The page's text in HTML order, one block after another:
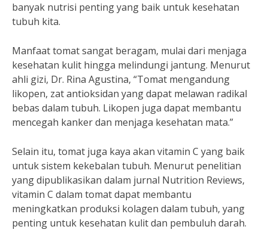
banyak nutrisi penting yang baik untuk kesehatan
tubuh kita.
Manfaat tomat sangat beragam, mulai dari menjaga
kesehatan kulit hingga melindungi jantung. Menurut
ahli gizi, Dr. Rina Agustina, “Tomat mengandung
likopen, zat antioksidan yang dapat melawan radikal
bebas dalam tubuh. Likopen juga dapat membantu
mencegah kanker dan menjaga kesehatan mata.”
Selain itu, tomat juga kaya akan vitamin C yang baik
untuk sistem kekebalan tubuh. Menurut penelitian
yang dipublikasikan dalam jurnal Nutrition Reviews,
vitamin C dalam tomat dapat membantu
meningkatkan produksi kolagen dalam tubuh, yang
penting untuk kesehatan kulit dan pembuluh darah.